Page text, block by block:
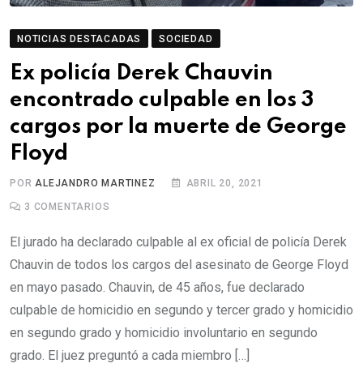
NOTICIAS DESTACADAS SOCIEDAD
Ex policía Derek Chauvin
encontrado culpable en los 3
cargos por la muerte de George
Floyd
PORALEJANDRO MARTINEZ ABRIL 20, 2021
3 COMENTARIOS
El jurado ha declarado culpable al ex oficial de policía Derek
Chauvin de todos los cargos del asesinato de George Floyd
en mayo pasado. Chauvin, de 45 años, fue declarado
culpable de homicidio en segundo y tercer grado y homicidio
en segundo grado y homicidio involuntario en segundo
grado. El juez preguntó a cada miembro […]